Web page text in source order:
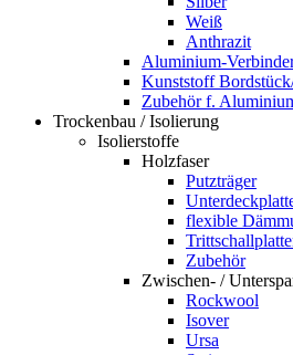
Weiß
Anthrazit
Aluminium-
Kunststoff
Zubehör f.
Trockenbau / Isolierung
Isolierstoffe
Holzfaser
Putzträger
flexible
Zubehör
Zwischen- /
Rockwool
Isover
Ursa